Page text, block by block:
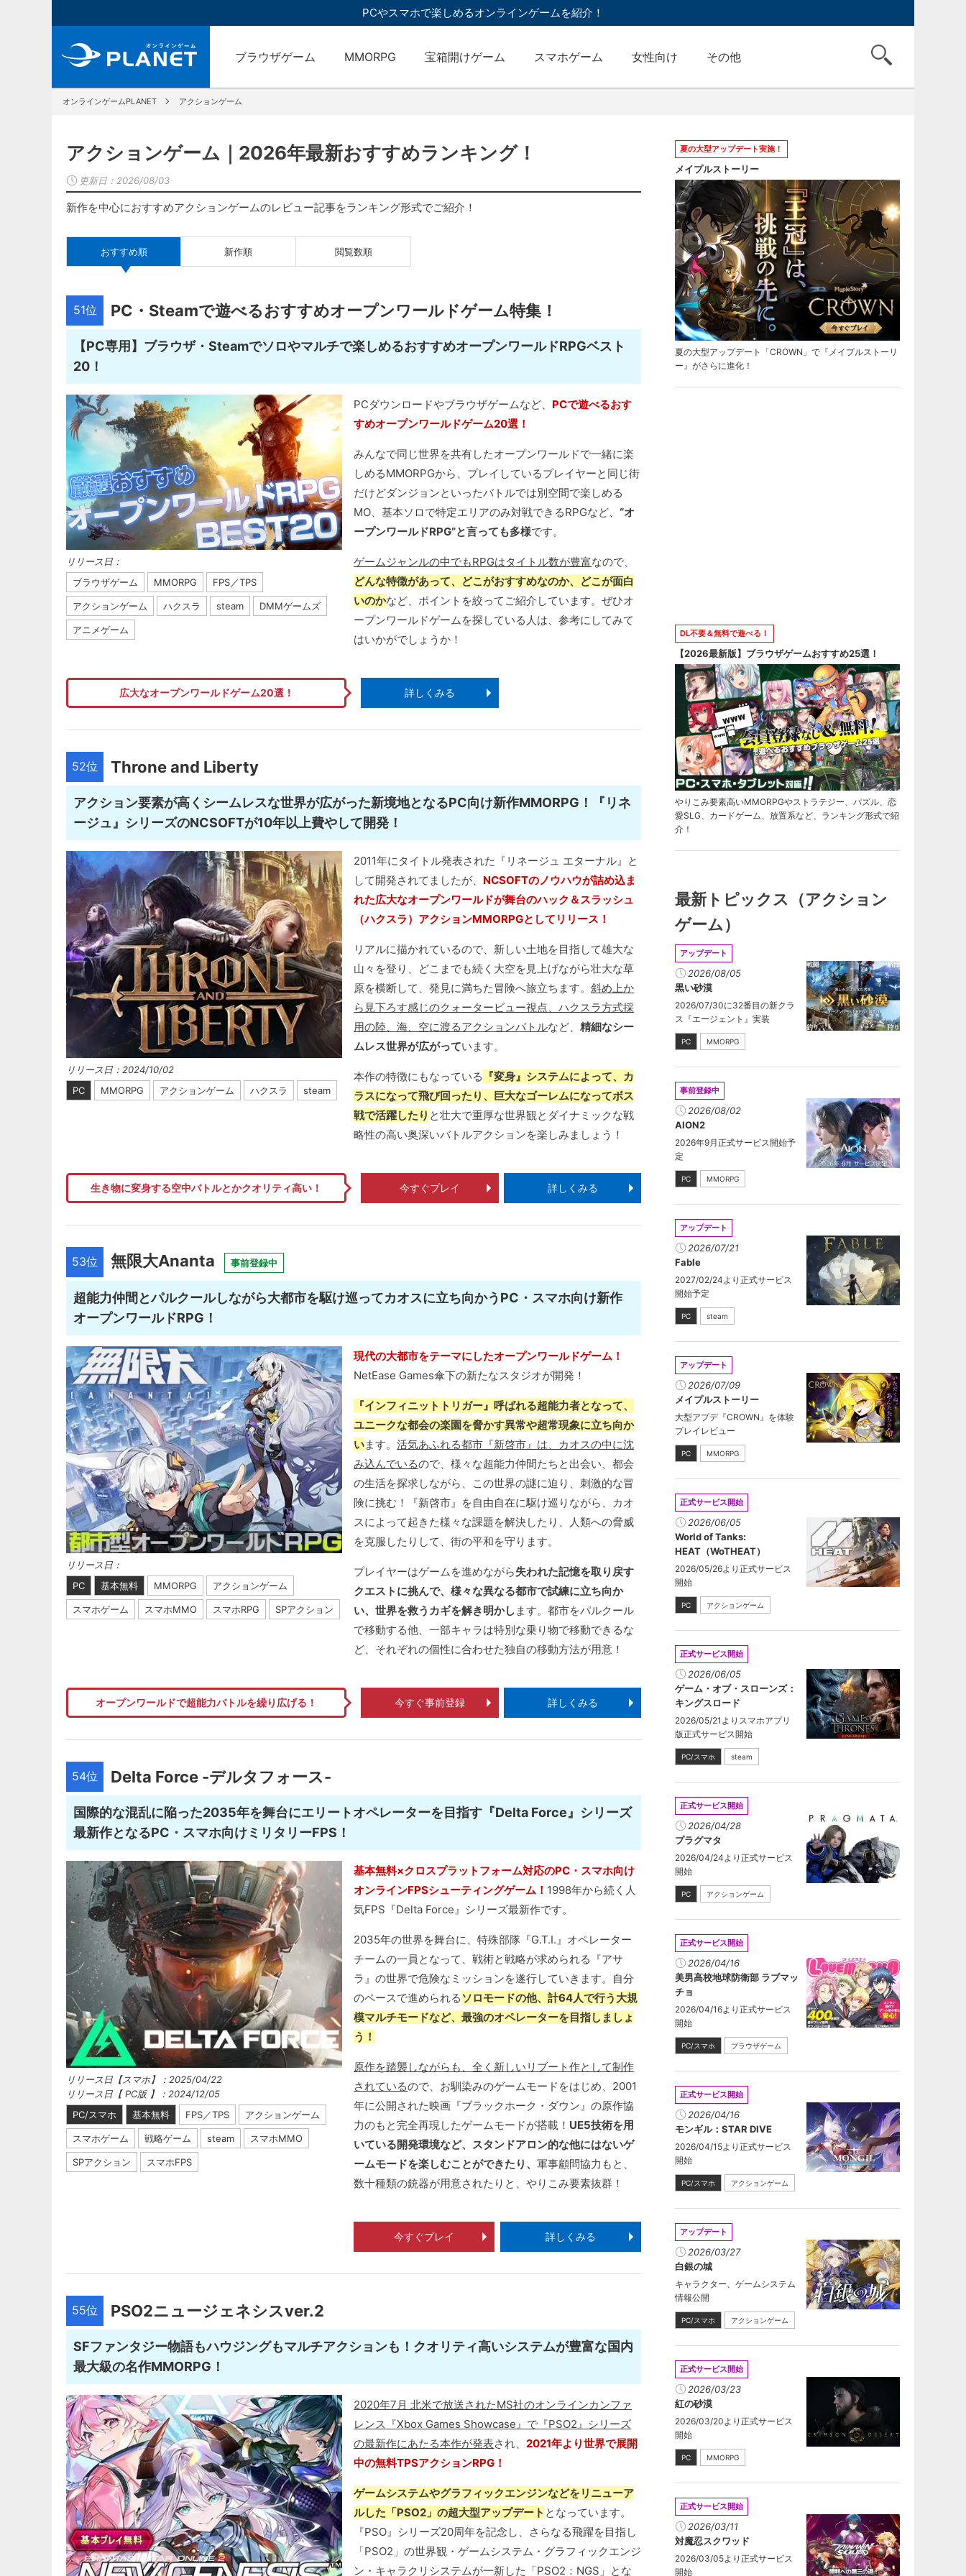
PCやスマホで楽しめるオンラインゲームを紹介！
ブラウザゲーム MMORPG 宝箱開けゲーム スマホゲーム 女性向け その他
オンラインゲームPLANET アクションゲーム
アクションゲーム｜2026年最新おすすめランキング！
更新日： 2026/08/03
新作を中心におすすめアクションゲームのレビュー記事をランキング形式でご紹介！
おすすめ順 新作順 閲覧数順
51位 PC・Steamで遊べるおすすめオープンワールドゲーム特集！
【PC専用】ブラウザ・Steamでソロやマルチで楽しめるおすすめオープンワールドRPGベスト
20！
リリース日：
ブラウザゲーム
MMORPG FPS／TPS
アクションゲーム ハクスラ steam DMMゲームズ
アニメゲーム
PCダウンロードやブラウザゲームなど、 PCで遊べるおす
すめオープンワールドゲーム20選！
みんなで同じ世界を共有したオープンワールドで一緒に楽
しめるMMORPGから、プレイしているプレイヤーと同じ街
だけどダンジョンといったバトルでは別空間で楽しめる
MO、基本ソロで特定エリアのみ対戦できるRPGなど、“オ
ープンワールドRPG”と言っても多様です。
ゲームジャンルの中でもRPGはタイトル数が豊富なので、
どんな特徴があって、どこがおすすめなのか、どこが面白
いのかなど、ポイントを絞ってご紹介しています。ぜひオ
ープンワールドゲームを探している人は、参考にしてみて
はいかがでしょうか！
広大なオープンワールドゲーム20選！ 詳しくみる
52位 Throne and Liberty
アクション要素が高くシームレスな世界が広がった新境地となるPC向け新作MMORPG！『リネ
ージュ』シリーズのNCSOFTが10年以上費やして開発！
リリース日：2024/10/02
PC
MMORPG アクションゲーム ハクスラ steam
2011年にタイトル発表された『リネージュ エターナル』と
して開発されてましたが、 NCSOFTのノウハウが詰め込ま
れた広大なオープンワールドが舞台のハック＆スラッシュ
（ハクスラ）アクションMMORPGとしてリリース！
リアルに描かれているので、新しい土地を目指して雄大な
山々を登り、どこまでも続く大空を見上げながら壮大な草
原を横断して、発見に満ちた冒険へ旅立ちます。斜め上か
ら見下ろす感じのクォータービュー視点、ハクスラ方式採
用の陸、海、空に渡るアクションバトルなど、精細なシー
ムレス世界が広がっています。
本作の特徴にもなっている 『変身』システムによって、カ
ラスになって飛び回ったり、巨大なゴーレムになってボス
戦で活躍したり と壮大で重厚な世界観とダイナミックな戦
略性の高い奥深いバトルアクションを楽しみましょう！
生き物に変身する空中バトルとかクオリティ高い！ 今すぐプレイ 詳しくみる
53位 無限大Ananta 事前登録中
超能力仲間とパルクールしながら大都市を駆け巡ってカオスに立ち向かうPC・スマホ向け新作
オープンワールドRPG！
リリース日：
PC
基本無料 MMORPG アクションゲーム
スマホゲーム スマホMMO スマホRPG SPアクション
現代の大都市をテーマにしたオープンワールドゲーム！
NetEase Games傘下の新たなスタジオが開発！
『インフィニットトリガー』呼ばれる超能力者となって、
ユニークな都会の楽園を脅かす異常や超常現象に立ち向か
います。活気あふれる都市『新啓市』は、カオスの中に沈
み込んでいるので、様々な超能力仲間たちと出会い、都会
の生活を探求しながら、この世界の謎に迫り、刺激的な冒
険に挑む！『新啓市』を自由自在に駆け巡りながら、カオ
スによって起きた様々な課題を解決したり、人類への脅威
を克服したりして、街の平和を守ります。
プレイヤーはゲームを進めながら失われた記憶を取り戻す
クエストに挑んで、様々な異なる都市で試練に立ち向か
い、世界を救うカギを解き明かし ます。都市をパルクール
で移動する他、一部キャラは特別な乗り物で移動できるな
ど、それぞれの個性に合わせた独自の移動方法が用意！
オープンワールドで超能力バトルを繰り広げる！ 今すぐ事前登録 詳しくみる
54位 Delta Force -デルタフォース-
国際的な混乱に陥った2035年を舞台にエリートオペレーターを目指す『Delta Force』シリーズ
最新作となるPC・スマホ向けミリタリーFPS！
リリース日【スマホ】：2025/04/22
リリース日【 PC版 】：2024/12/05
PC/スマホ
基本無料 FPS／TPS アクションゲーム
スマホゲーム 戦略ゲーム steam スマホMMO
SPアクション スマホFPS
基本無料×クロスプラットフォーム対応のPC・スマホ向け
オンラインFPSシューティングゲーム！ 1998年から続く人
気FPS『Delta Force』シリーズ最新作です。
2035年の世界を舞台に、特殊部隊『G.T.I.』オペレーター
チームの一員となって、戦術と戦略が求められる『アサ
ラ』の世界で危険なミッションを遂行していきます。自分
のペースで進められる ソロモードの他、計64人で行う大規
模マルチモードなど、最強のオペレーターを目指しましょ
う！
原作を踏襲しながらも、全く新しいリブート作として制作
されているので、お馴染みのゲームモードをはじめ、2001
年に公開された映画『ブラックホーク・ダウン』の原作協
力のもと完全再現したゲームモードが搭載！ UE5技術を用
いている開発環境など、スタンドアロン的な他にはないゲ
ームモードを楽しむことができたり、軍事顧問協力もと、
数十種類の銃器が用意されたりと、やりこみ要素抜群！
今すぐプレイ 詳しくみる
55位 PSO2ニュージェネシスver.2
SFファンタジー物語もハウジングもマルチアクションも！クオリティ高いシステムが豊富な国内
最大級の名作MMORPG！
2020年7月 北米で放送されたMS社のオンラインカンファ
レンス『Xbox Games Showcase』で『PSO2』シリーズ
の最新作にあたる本作が発表され、2021年より世界で展開
中の無料TPSアクションRPG！
ゲームシステムやグラフィックエンジンなどをリニューア
ルした「PSO2」の超大型アップデート となっています。
『PSO』シリーズ20周年を記念し、さらなる飛躍を目指し
「PSO2」の世界観・ゲームシステム・グラフィックエンジ
ン・キャラクリシステムが一新した「PSO2：NGS」とな
夏の大型アップデート実施！
メイプルストーリー
夏の大型アップデート「CROWN」で『メイプルストーリ
ー』がさらに進化！
DL不要＆無料で遊べる！
【2026最新版】ブラウザゲームおすすめ25選！
やりこみ要素高いMMORPGやストラテジー、パズル、恋
愛SLG、カードゲーム、放置系など、ランキング形式で紹
介！
最新トピックス（アクション
ゲーム）
アップデート
2026/08/05
黒い砂漠
2026/07/30に32番目の新クラ
ス『エージェント』実装
PC MMORPG
事前登録中
2026/08/02
AION2
2026年9月正式サービス開始予
定
PC MMORPG
アップデート
2026/07/21
Fable
2027/02/24より正式サービス
開始予定
PC steam
アップデート
2026/07/09
メイプルストーリー
大型アプデ『CROWN』を体験
プレイレビュー
PC MMORPG
正式サービス開始
2026/06/05
World of Tanks:
HEAT（WoTHEAT）
2026/05/26より正式サービス
開始
PC アクションゲーム
正式サービス開始
2026/06/05
ゲーム・オブ・スローンズ：
キングスロード
2026/05/21よりスマホアプリ
版正式サービス開始
PC/スマホ steam
正式サービス開始
2026/04/28
プラグマタ
2026/04/24より正式サービス
開始
PC アクションゲーム
正式サービス開始
2026/04/16
美男高校地球防衛部 ラブマッ
チョ
2026/04/16より正式サービス
開始
PC/スマホ ブラウザゲーム
正式サービス開始
2026/04/16
モンギル：STAR DIVE
2026/04/15より正式サービス
開始
PC/スマホ アクションゲーム
アップデート
2026/03/27
白銀の城
キャラクター、ゲームシステム
情報公開
PC/スマホ アクションゲーム
正式サービス開始
2026/03/23
紅の砂漠
2026/03/20より正式サービス
開始
PC MMORPG
正式サービス開始
2026/03/11
対魔忍スクワッド
2026/03/05より正式サービス
開始